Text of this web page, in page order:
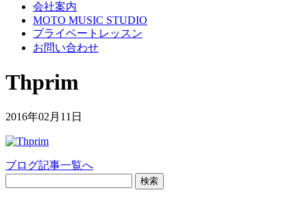
会社案内
MOTO MUSIC STUDIO
プライベートレッスン
お問い合わせ
Thprim
2016年02月11日
ブログ記事一覧へ
検索